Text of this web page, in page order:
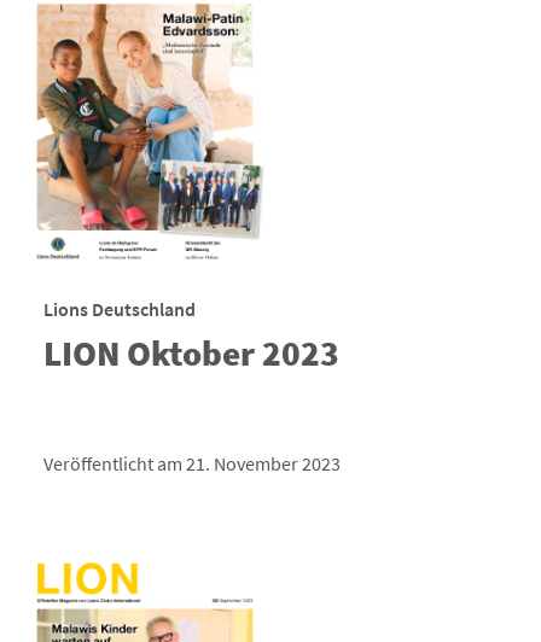
Lions Deutschland
LION Oktober 2023
Veröffentlicht am 21. November 2023